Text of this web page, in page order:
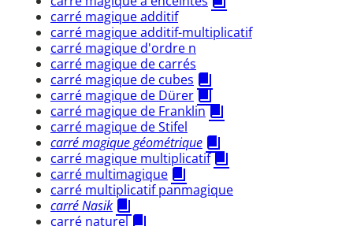
carré magique additif
carré magique additif-multiplicatif
carré magique d'ordre n
carré magique de carrés
carré magique de cubes
carré magique de Dürer
carré magique de Franklin
carré magique de Stifel
carré magique géométrique
carré magique multiplicatif
carré multimagique
carré multiplicatif panmagique
carré Nasik
carré naturel